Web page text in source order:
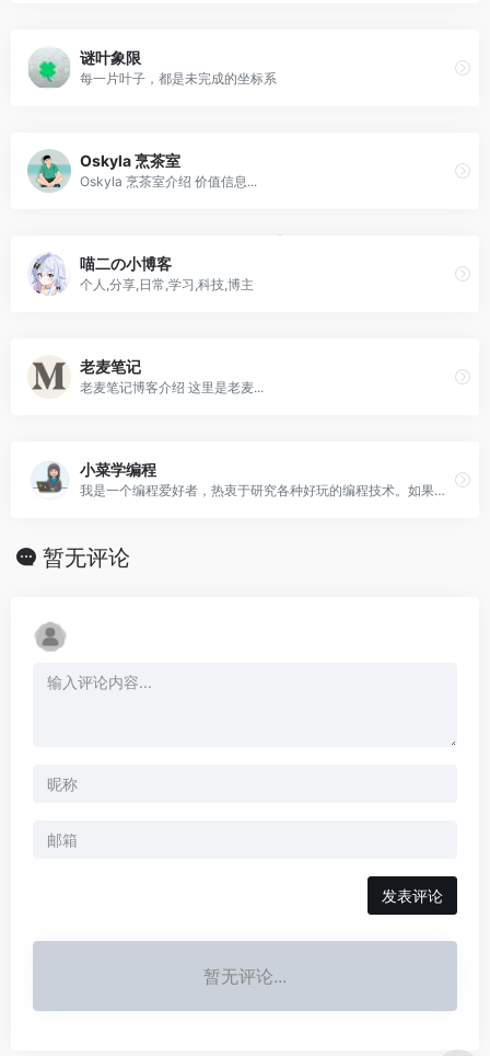
谜叶象限
每一片叶子，都是未完成的坐标系
Oskyla 烹茶室
Oskyla 烹茶室介绍 价值信息...
喵二の小博客
个人,分享,日常,学习,科技,博主
老麦笔记
老麦笔记博客介绍 这里是老麦...
小菜学编程
我是一个编程爱好者，热衷于研究各种好玩的编程技术。如果能将自己折腾过的小玩意都记录下来，应该会挺有意思得，这就是我搭建这个网站的初衷。
暂无评论
发表评论
暂无评论...